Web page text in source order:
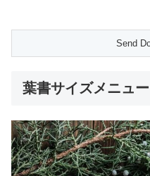
葉書サイズメニュ